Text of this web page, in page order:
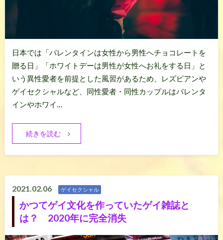
日本では「バレンタインは女性から男性へチョコレートを
贈る日」「ホワイトデーは男性が女性へお礼をする日」と
いう異性愛者を前提とした風習があるため、レズビアンや
ゲイセクシャルなど、同性愛者・同性カップルはバレンタ
インやホワイ…
続きを読む
2021.02.06 ゲイセクシャル
かつてゲイ文化を作っていたゲイ雑誌と
は？ 2020年に完全消失